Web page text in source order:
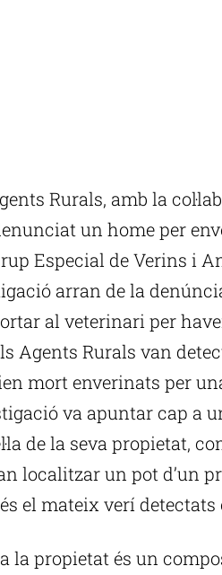
Rurals, amb la
un home per
Especial de Verins i
arran de la
al veterinari per
Agents Rurals van
mort enverinats per
va apuntar cap a
de la seva propietat,
localitzar un pot d’un
el mateix verí detectats
la propietat és un